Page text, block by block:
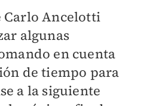
Carlo Ancelotti
algunas
en cuenta
de tiempo para
a la siguiente